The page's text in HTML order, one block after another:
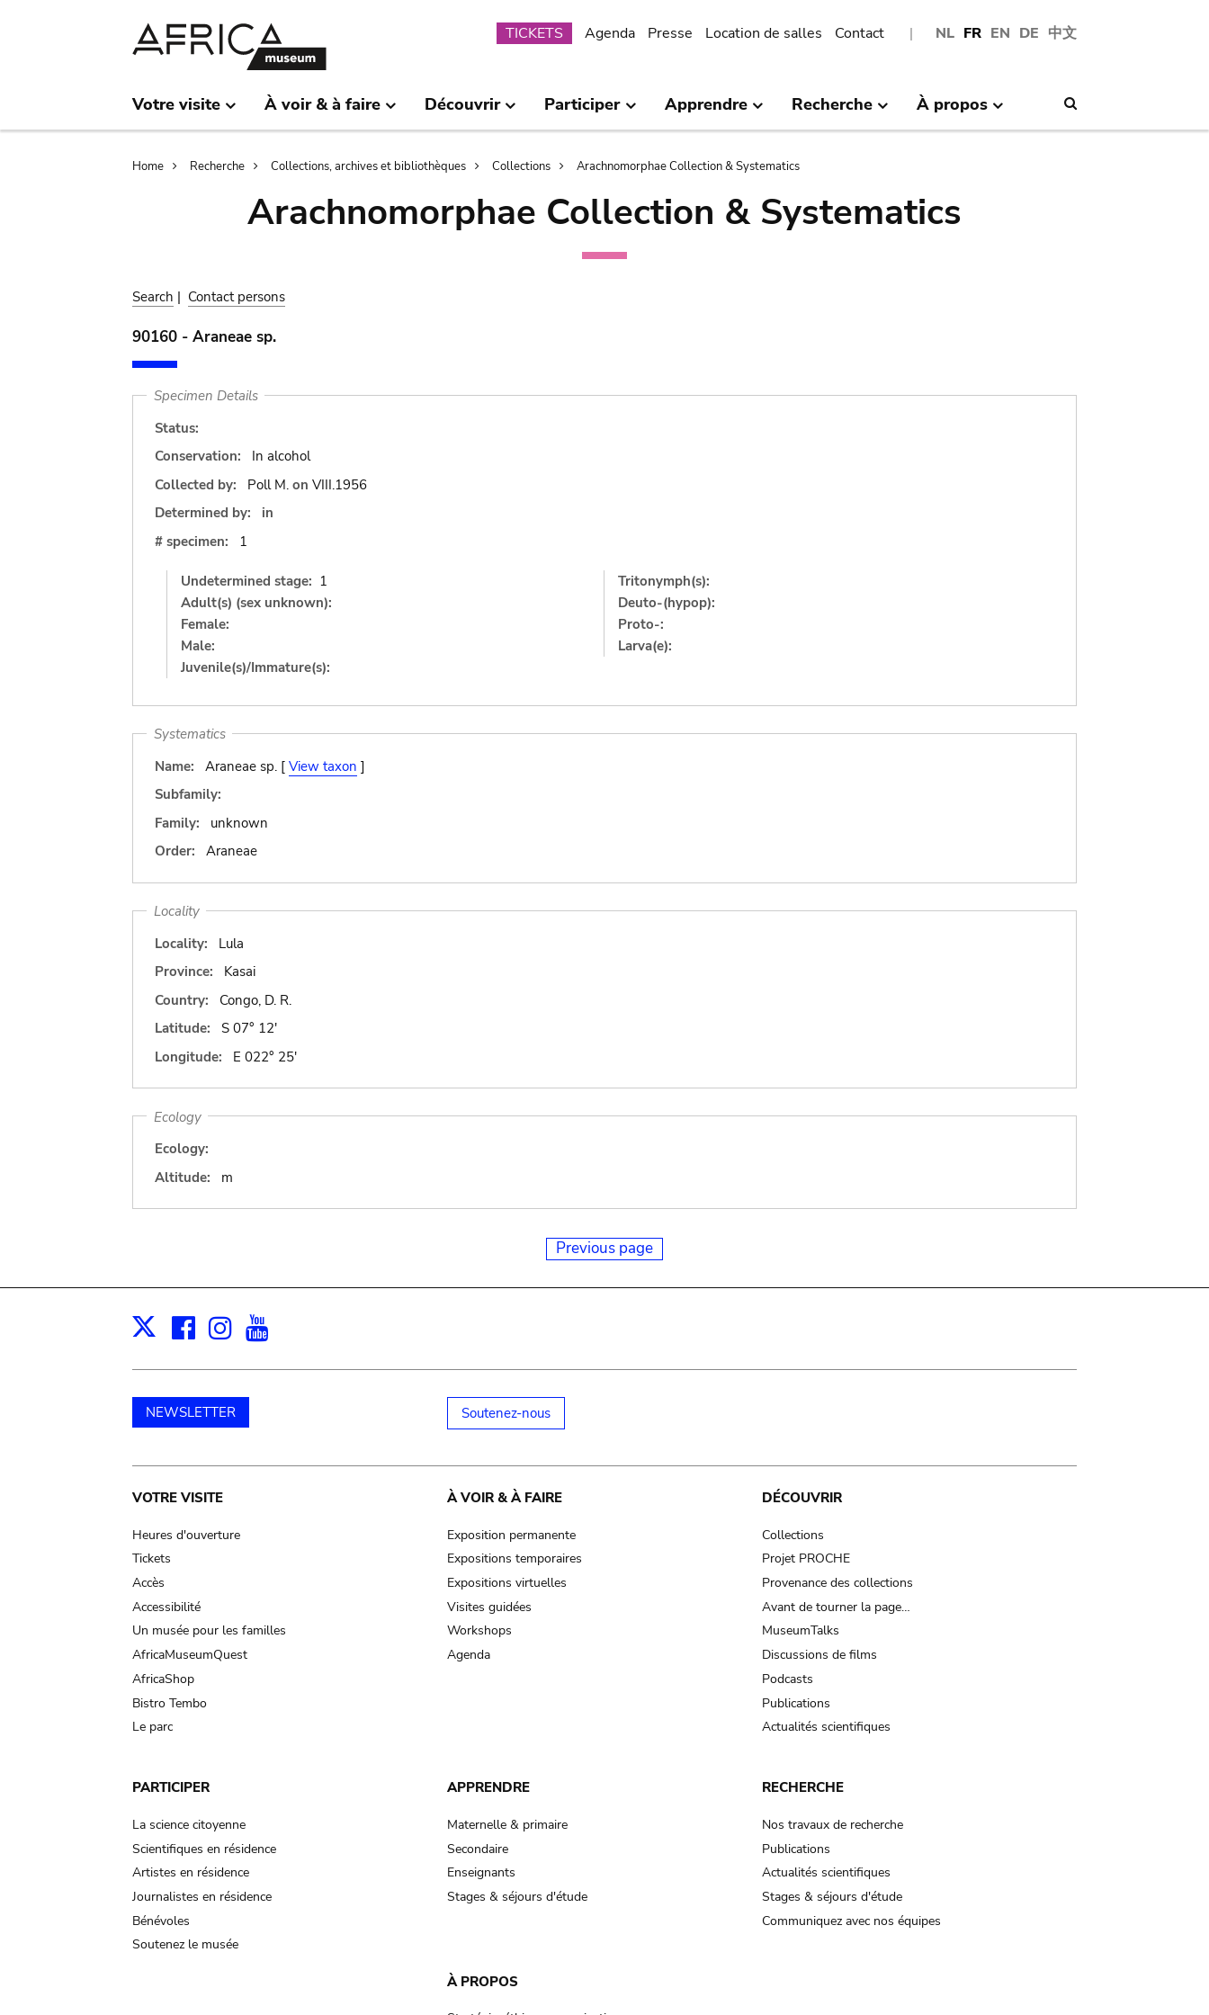
NL FR EN DE 中文
Submenu
TICKETS Agenda Presse Location de salles Contact
Votre visite À voir & à faire Découvrir Participer Apprendre Recherche À propos
Breadcrumb
Home Recherche Collections, archives et bibliothèques Collections Arachnomorphae Collection & Systematics
Arachnomorphae Collection & Systematics
Search | Contact persons
90160 - Araneae sp.
Specimen Details
Status:
Conservation:
In alcohol
Collected by:
Poll M. on VIII.1956
Determined by:
in
# specimen:
1
Undetermined stage: 1
Adult(s) (sex unknown):
Female:
Male:
Juvenile(s)/Immature(s):
Tritonymph(s):
Deuto-(hypop):
Proto-:
Larva(e):
Systematics
Name:
Araneae sp. [ View taxon ]
Subfamily:
Family:
unknown
Order:
Araneae
Locality
Locality:
Lula
Province:
Kasai
Country:
Congo, D. R.
Latitude:
S 07° 12'
Longitude:
E 022° 25'
Ecology
Ecology:
Altitude:
m
Previous page
X Facebook
Instagram
NEWSLETTER Soutenez-nous
Main
navigation
VOTRE VISITE
Heures d'ouverture
Tickets
Accès
Accessibilité
Un musée pour les familles
AfricaMuseumQuest
AfricaShop
Bistro Tembo
Le parc
À VOIR & À FAIRE
Exposition permanente
Expositions temporaires
Expositions virtuelles
Visites guidées
Workshops
Agenda
DÉCOUVRIR
Collections
Projet PROCHE
Provenance des collections
Avant de tourner la page…
MuseumTalks
Discussions de films
Podcasts
Publications
Actualités scientifiques
PARTICIPER
La science citoyenne
Scientifiques en résidence
Artistes en résidence
Journalistes en résidence
Bénévoles
Soutenez le musée
APPRENDRE
Maternelle & primaire
Secondaire
Enseignants
Stages & séjours d'étude
RECHERCHE
Nos travaux de recherche
Publications
Actualités scientifiques
Stages & séjours d'étude
Communiquez avec nos équipes
À PROPOS